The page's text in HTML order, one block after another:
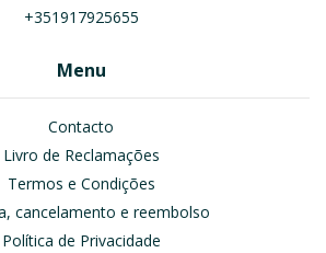
+351917925655
Menu
Contacto
Livro de Reclamações
Termos e Condições
cancelamento e reembolso
Política de Privacidade